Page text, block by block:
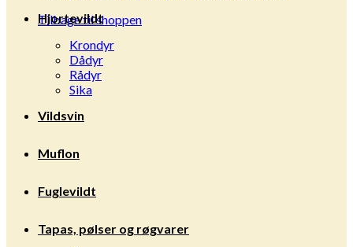
Tilbage til shoppen
Hjortevildt
Krondyr
Dådyr
Rådyr
Sika
Vildsvin
Muflon
Fuglevildt
Tapas, pølser og røgvarer